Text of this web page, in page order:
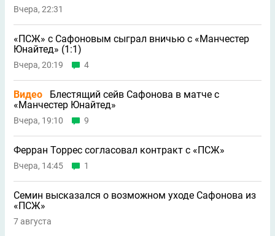
Вчера, 22:31
«ПСЖ» с Сафоновым сыграл вничью с «Манчестер
Юнайтед» (1:1)
Вчера, 20:19 4
Видео
Блестящий сейв Сафонова в матче с
«Манчестер Юнайтед»
Вчера, 19:10 9
Ферран Торрес согласовал контракт с «ПСЖ»
Вчера, 14:45 1
Семин высказался о возможном уходе Сафонова из
«ПСЖ»
7 августа